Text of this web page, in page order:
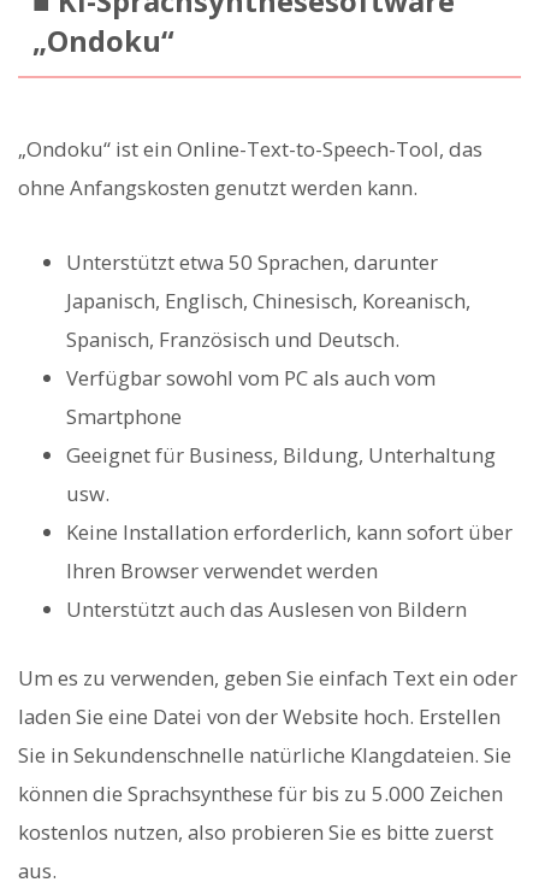
„Ondoku“
„Ondoku“ ist ein Online-Text-to-Speech-Tool, das
ohne Anfangskosten genutzt werden kann.
Unterstützt etwa 50 Sprachen, darunter
Japanisch, Englisch, Chinesisch, Koreanisch,
Spanisch, Französisch und Deutsch.
Verfügbar sowohl vom PC als auch vom
Smartphone
Geeignet für Business, Bildung, Unterhaltung
usw.
Keine Installation erforderlich, kann sofort über
Ihren Browser verwendet werden
Unterstützt auch das Auslesen von Bildern
Um es zu verwenden, geben Sie einfach Text ein oder
laden Sie eine Datei von der Website hoch. Erstellen
Sie in Sekundenschnelle natürliche Klangdateien. Sie
können die Sprachsynthese für bis zu 5.000 Zeichen
kostenlos nutzen, also probieren Sie es bitte zuerst
aus.